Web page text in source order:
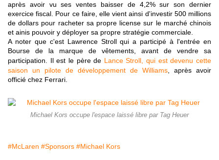
après avoir vu ses ventes baisser de 4,2% sur son dernier
exercice fiscal. Pour ce faire, elle vient ainsi d'investir 500 millions
de dollars pour racheter sa propre license sur le marché chinois
et ainis pouvoir y déployer sa propre stratégie commerciale.
A noter que c'est Lawrence Stroll qui a participé à l'entrée en
Bourse de la marque de vêtements, avant de vendre sa
participation. Il est le père de Lance Stroll, qui est devenu cette
saison un pilote de développement de Williams , après avoir
officié chez Ferrari.
Michael Kors occupe l'espace laissé libre par Tag Heuer
#McLaren #Sponsors #Michael Kors